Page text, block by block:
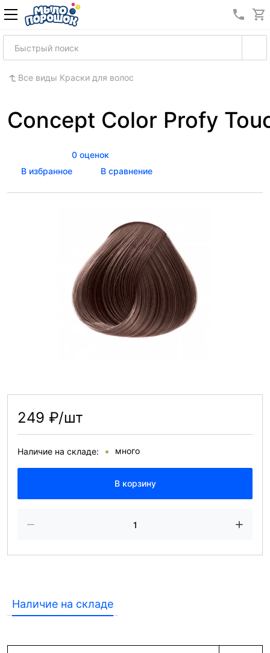
8
Все виды Краски для волос
Concept Color Profy
0 оценок
В избранное
В сравнение
249 ₽/шт
Наличие на складе: много
В корзину
Наличие на складе